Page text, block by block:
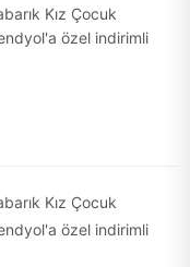
Kız Çocuk
özel indirimli
Kız Çocuk
özel indirimli